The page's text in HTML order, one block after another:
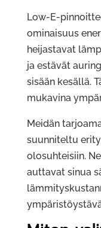
Low-E-
ominaisuus
heijastavat
ja estävät
sisään kesällä.
mukavina
Meidän
suunniteltu
olosuhteisiin.
auttavat sinua